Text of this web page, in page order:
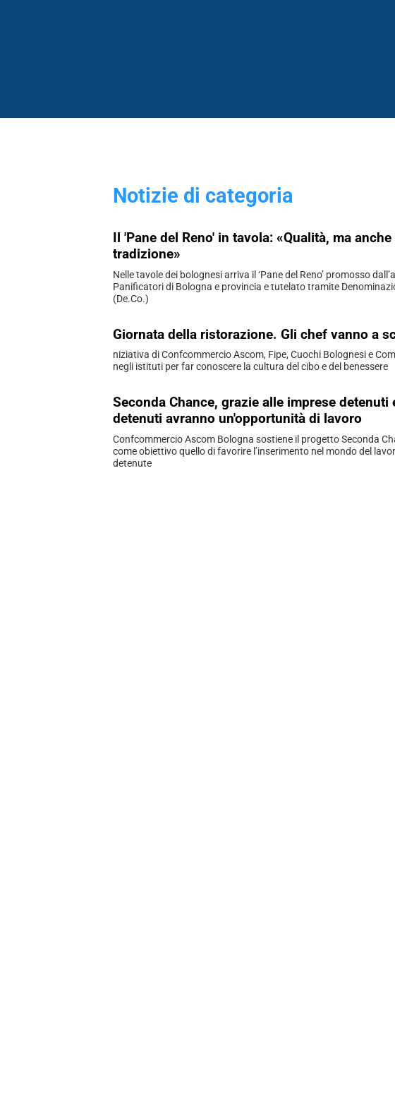
Notizie di categoria
Il 'Pane del Reno' in tavola: «Qualità, ma
tradizione»
Nelle tavole dei bolognesi arriva il ‘Pane del Reno’ promosso
Panificatori di Bologna e provincia e tutelato tramite
(De.Co.)
Giornata della ristorazione. Gli chef vanno a
niziativa di Confcommercio Ascom, Fipe, Cuochi Bolognesi e
negli istituti per far conoscere la cultura del cibo e del benessere
Seconda Chance, grazie alle imprese detenuti
detenuti avranno un'opportunità di lavoro
Confcommercio Ascom Bologna sostiene il progetto Seconda
come obiettivo quello di favorire l’inserimento nel mondo del
detenute